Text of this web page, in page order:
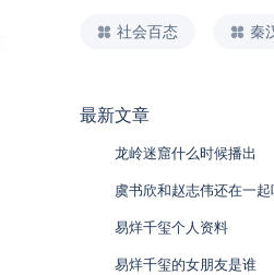
社会百态 秦
最新文章
龙岭迷窟什么时候播出
虞书欣和赵志伟还在一
易烊千玺个人资料
易烊千玺的女朋友是谁